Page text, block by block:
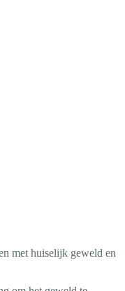
met huiselijk geweld en